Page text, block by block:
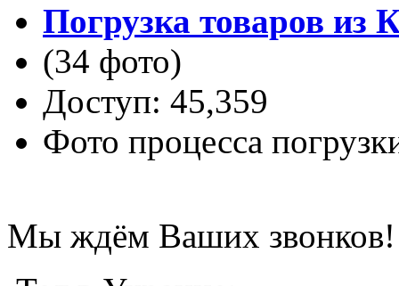
Погрузка товаров из
(34 фото)
Доступ: 45,359
Фото процесса
Мы ждём Ваших звонков!